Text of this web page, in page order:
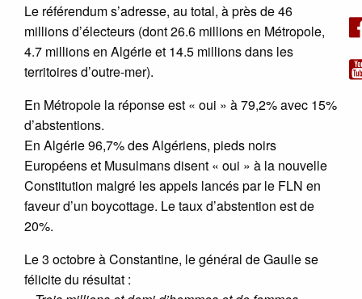
Le référendum s’adresse, au total, à près de 46
millions d’électeurs (dont 26.6 millions en Métropole,
4.7 millions en Algérie et 14.5 millions dans les
territoires d’outre-mer).
En Métropole la réponse est « oui » à 79,2% avec 15%
d’abstentions.
En Algérie 96,7% des Algériens, pieds noirs
Européens et Musulmans disent « oui » à la nouvelle
Constitution malgré les appels lancés par le FLN en
faveur d’un boycottage. Le taux d’abstention est de
20%.
Le 3 octobre à Constantine, le général de Gaulle se
félicite du résultat :